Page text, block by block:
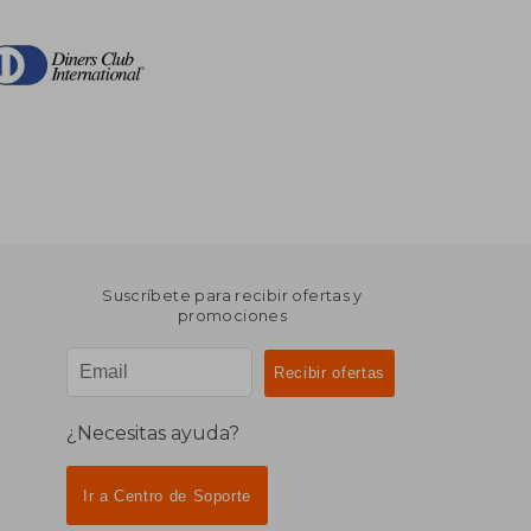
Suscríbete para recibir ofertas y
promociones
¿Necesitas ayuda?
Ir a Centro de Soporte